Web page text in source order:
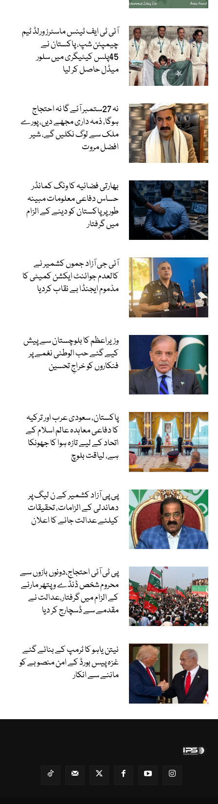
آئی ٹی ایف ٹینس ماسٹرز ورلڈ ٹیم
چیمپئن شپ، پاکستان نے
45پلس کیٹیگری میں سلور
میڈل حاصل کر لیا
نہ 27ستمبر آئے گا نہ احتجاج
ہوگا، ذمہ داری مجھے دیں، پورے
ملک سے لوگ نکلیں گے، شیر
افضل مروت
بھارتی فضائیہ کا ونگ کمانڈر
حساس دفاعی معلومات مبینہ
طور پر پاکستان کو دینے کے الزام
میں گرفتار
آئی جی آزاد جموں کشمیر نے
کالعدم جوائنٹ ایکشن کمیٹی کا
مذموم ایجنڈا بے نقاب کردیا
وزیراعظم کا بلوچستان سے پیش
کیے گئے حب الوطنی نغمے پر
فنکاروں کو خراجِ تحسین
پاکستان، سعودی عرب اور ترکیہ
کا دفاعی معاہدہ عالم اسلام کے
اتحاد کے لیے تازہ ہوا کا جھونکا
ہے، لیاقت بلوچ
پی پی آزاد کشمیر کے ن لیگ پر
دھاندلی کے الزامات، تحقیقات
کیلئے عدالت جانے کا اعلان
پی ٹی آئی احتجاج،دونوں بازوں سے
محروم شخص ڈنڈے و پتھر مارنے
کے الزام میں گرفتار،عدالت نے
مقدمے سے ڈسچارج کر دیا
نیتن یاہو کا ٹرمپ کے بنائے گئے
غزہ پیس بورڈ کے امن منصوبے کو
ماننے سے انکار